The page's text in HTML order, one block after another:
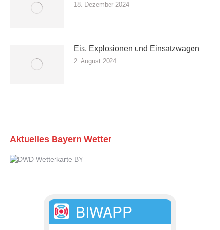
18. Dezember 2024
Eis, Explosionen und Einsatzwagen
2. August 2024
Aktuelles Bayern Wetter
BIWAPP